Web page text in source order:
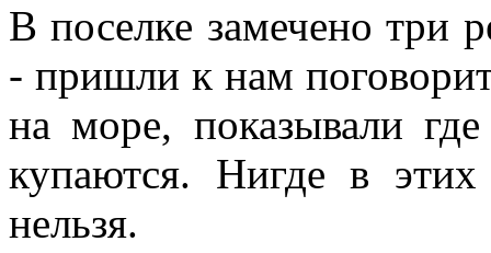
В поселке замечено три
- пришли к нам
на море, показывали
купаются. Нигде в этих
нельзя.